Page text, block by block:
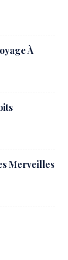
À
Merveilles